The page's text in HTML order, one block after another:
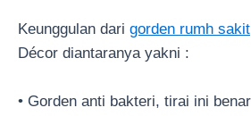
Keunggulan dari gorden rumh sakit
Décor diantaranya yakni :
• Gorden anti bakteri, tirai ini